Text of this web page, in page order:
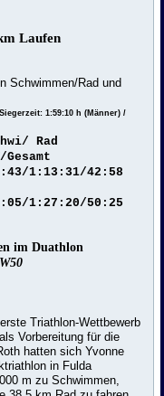
Laufen
Schwimmen/Rad und
1:59:10 h (Männer) /
Rad
1:13:31/42:58
1:27:20/50:25
im Duathlon
Triathlon-Wettbewerb
Vorbereitung für die
hatten sich Yvonne
in Fulda
m zu Schwimmen,